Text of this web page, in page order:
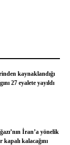
kaynaklandığı
27 eyalete yayıldı
İran’a yönelik
kalacağını